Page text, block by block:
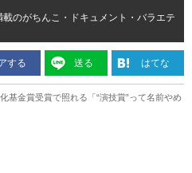
のがちんこ・ドキュメント・バラエテ
する 送る はてな
基金賞受賞で照れる「“演技賞”って名前やめ